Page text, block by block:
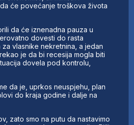
će povećanje troškova života
da će iznenadna pauza u
dovesti do rasta
za vlasnike nekretnina, a jedan
je da bi recesija mogla biti
dovela pod kontrolu,
da je, uprkos neuspjehu, plan
do kraja godine i dalje na
zato smo na putu da nastavimo